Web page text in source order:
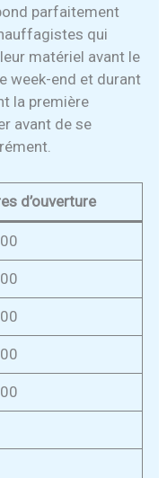
parfaitement
qui
matériel avant le
week-end et durant
la première
avant de se
d’ouverture